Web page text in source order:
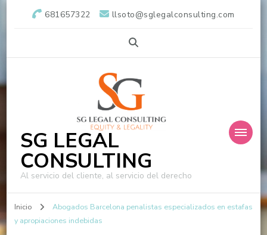
681657322 llsoto@sglegalconsulting.com
SG LEGAL
CONSULTING
Al servicio del cliente, al servicio del derecho
Inicio
Abogados Barcelona penalistas especializados en estafas
y apropiaciones indebidas